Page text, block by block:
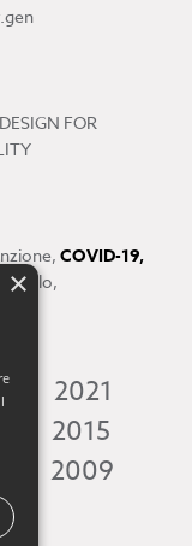
FOR
, COVID-19,
cervello,
2021
2015
2009
×